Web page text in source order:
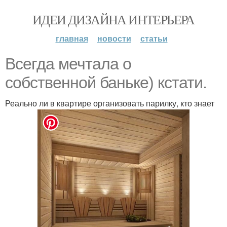
ИДЕИ ДИЗАЙНА ИНТЕРЬЕРА
главная новости статьи
Всегда мечтала о
собственной баньке) кстати.
Реально ли в квартире организовать парилку, кто знает